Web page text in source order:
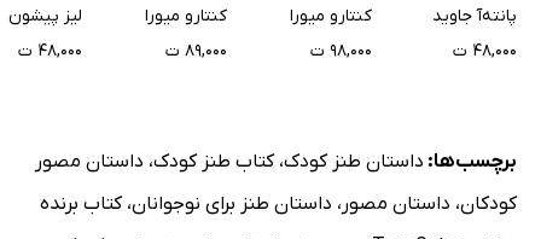
پانته‌آ جاوید
۴۸,۰۰۰ ت
کنتارو میورا
۹۸,۰۰۰ ت
کنتارو میورا
۸۹,۰۰۰ ت
تصادفی
لیز پیشون
۴۸,۰۰۰ ت
برچسب‌ها: داستان طنز کودک،کتاب طنز کودک، داستان مصور
کودکان، داستان مصور ، داستان طنز برای نوجوانان،کتاب برنده